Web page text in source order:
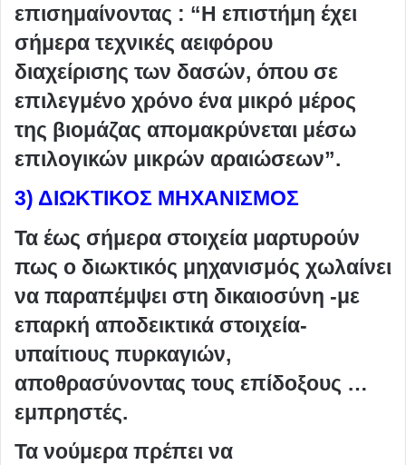
επισημαίνοντας : “Η επιστήμη έχει
σήμερα τεχνικές αειφόρου
διαχείρισης των δασών, όπου σε
επιλεγμένο χρόνο ένα μικρό μέρος
της βιομάζας απομακρύνεται μέσω
επιλογικών μικρών αραιώσεων”.
3) ΔΙΩΚΤΙΚΟΣ ΜΗΧΑΝΙΣΜΟΣ
Τα έως σήμερα στοιχεία μαρτυρούν
πως ο διωκτικός μηχανισμός χωλαίνει
να παραπέμψει στη δικαιοσύνη -με
επαρκή αποδεικτικά στοιχεία-
υπαίτιους πυρκαγιών,
αποθρασύνοντας τους επίδοξους …
εμπρηστές.
Τα νούμερα πρέπει να